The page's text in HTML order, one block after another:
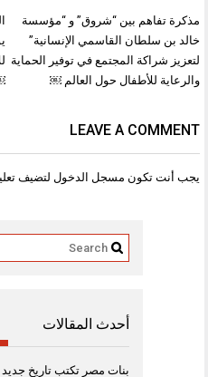
تصفّح
المقالات
مذكرة تفاهم بين “شروق” و “مؤسسة
خالد بن سلطان القاسمي الإنسانية”
لتعزيز شراكة المجتمع في توفير الحماية
والرعاية للأطفال حول العالم ￼
LEAVE A COMMENT
يجب أنت تكون مسجل الدخول لتضيف
أحدث المقالات
بنات مصر تكتب تاريخ جديد